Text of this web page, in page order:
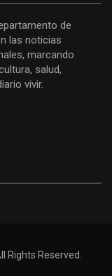
de
las noticias
marcando
salud,
vivir.
Rights Reserved.